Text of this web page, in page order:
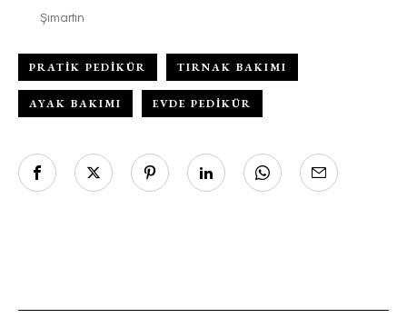
Şımartın
PRATIK PEDIKÜR TIRNAK BAKIMI
AYAK BAKIMI EVDE PEDIKÜR